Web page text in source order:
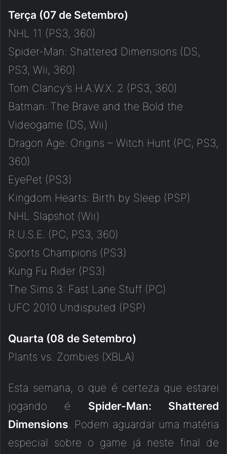
Terça (07 de Setembro)
NHL 11 (PS3, 360)
Spider-Man: Shattered Dimensions (DS,
PS3, Wii, 360)
Tom Clancy’s H.A.W.X. 2 (PS3, 360)
Batman: The Brave and the Bold the
Videogame (DS, Wii)
Dragon Age: Origins – Witch Hunt (PC, PS3,
360)
EyePet (PS3)
Kingdom Hearts: Birth by Sleep (PSP)
NHL Slapshot (Wii)
R.U.S.E. (PC, PS3, 360)
Sports Champions (PS3)
Kung Fu Rider (PS3)
The Sims 3: Fast Lane Stuff (PC)
UFC 2010 Undisputed (PSP)
Quarta (08 de Setembro)
Plants vs. Zombies (XBLA)
Esta semana, o que é certeza que estarei
jogando é Spider-Man: Shattered
Dimensions. Podem aguardar uma matéria
especial sobre o game já neste final de